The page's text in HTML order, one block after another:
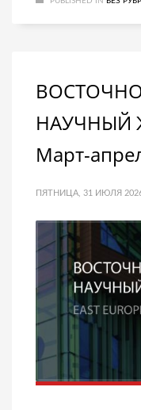
НАУЧНЫЙ
Март-
ПЯТНИЦА, 31 ИЮЛЯ